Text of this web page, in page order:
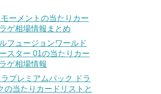
ーメントの当たりカー
ゲ相場情報まとめ
フュージョンワールド
スター 01の当たりカー
ゲ相場情報
プレミアムパック ドラ
の当たりカードリストと